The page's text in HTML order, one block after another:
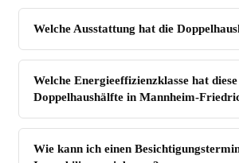
Welche Ausstattung hat die
Welche Energieeffizienzklasse hat diese
Doppelhaushälfte in Mannheim-
Wie kann ich einen